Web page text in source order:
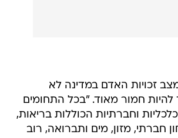
מצב זכויות האדם במדינה לא
חמור מאוד. "בכל התחומים
כלכליות וחברתיות הכוללות בריאות,
חברתי, מזון, מים ותברואה, רוב